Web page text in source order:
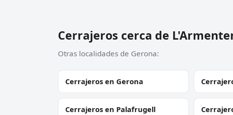
Cerrajeros cerca de
Otras localidades de Gerona:
Cerrajeros en Gerona
Cerrajeros en Palafrugell